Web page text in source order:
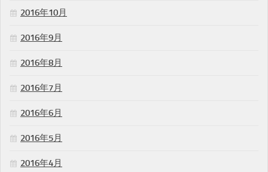
2016年10月
2016年9月
2016年8月
2016年7月
2016年6月
2016年5月
2016年4月